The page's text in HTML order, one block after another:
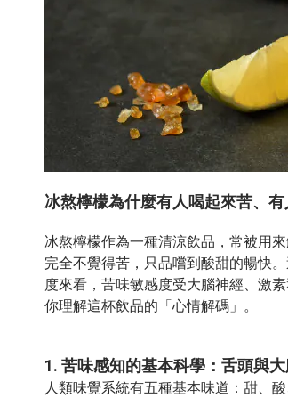
冰熬檸檬為什麼有人喝起來苦、
冰熬檸檬作為一種清涼飲品，常被用
完全不覺得苦，只品嚐到酸甜的暢快
度來看，苦味敏感度受大腦神經、激
你理解這杯飲品的「心情解碼」。
1. 苦味感知的基本科學：舌頭與
人類味覺系統有五種基本味道：甜、